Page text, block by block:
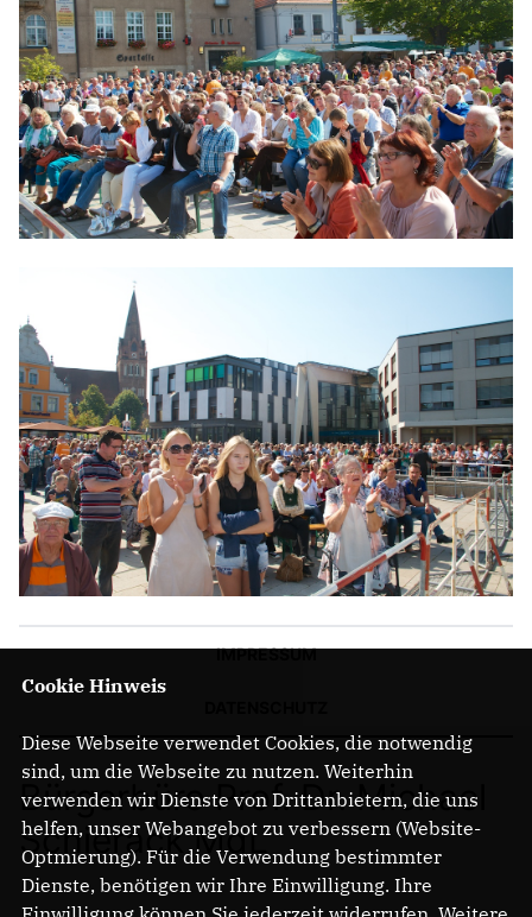
IMPRESSUM
Bürgerbüro Prof. Dr. Michael
Schierack MdL
Cookie Hinweis
Diese Webseite verwendet Cookies, die notwendig
sind, um die Webseite zu nutzen. Weiterhin
verwenden wir Dienste von Drittanbietern, die uns
helfen, unser Webangebot zu verbessern (Website-
Optmierung). Für die Verwendung bestimmter
Dienste, benötigen wir Ihre Einwilligung. Ihre